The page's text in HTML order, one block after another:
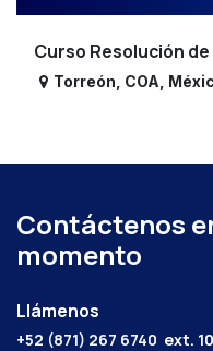
Curso Resolución
Torreón COA
Contáctenos
momento
Llámenos
+52 (871) 267 6740 ext.